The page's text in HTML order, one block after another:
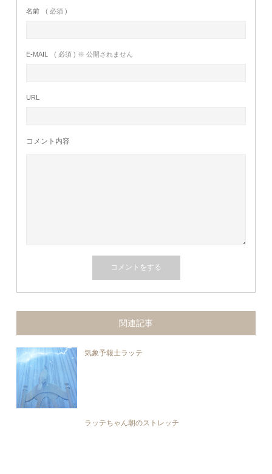
名前 ( 必須 )
E-MAIL ( 必須 ) ※ 公開されません
URL
コメント内容
関連記事
気象予報士ラッテ
ラッテちゃん朝のストレッチ